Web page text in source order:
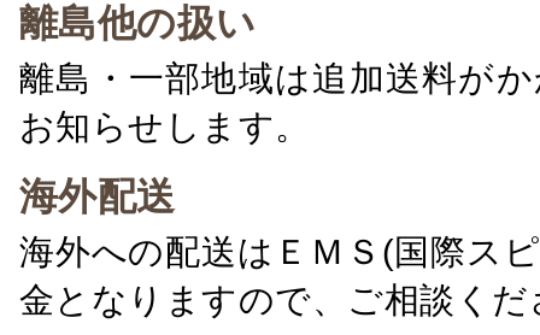
離島他の扱い
離島・一部地域は追加送料が
お知らせします。
海外配送
海外への配送はＥＭＳ(国際ス
金となりますので、ご相談くだ